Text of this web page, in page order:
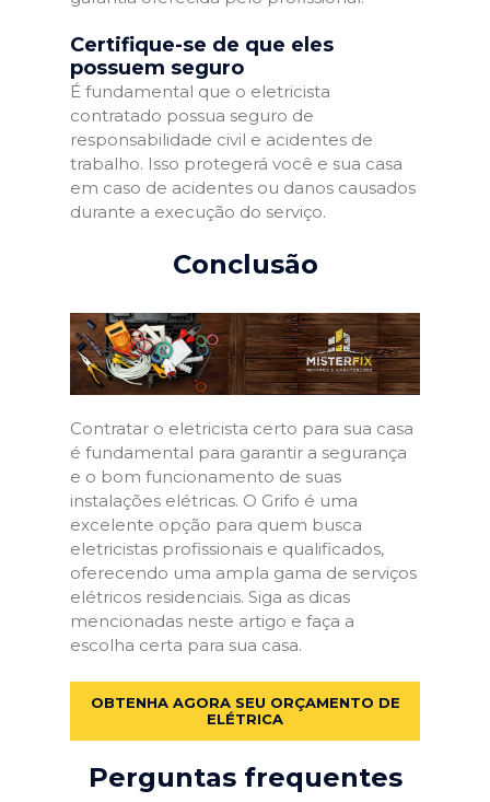
Certifique-se de que eles
possuem seguro
É fundamental que o eletricista
contratado possua seguro de
responsabilidade civil e acidentes de
trabalho. Isso protegerá você e sua casa
em caso de acidentes ou danos causados
durante a execução do serviço.
Conclusão
Contratar o eletricista certo para sua casa
é fundamental para garantir a segurança
e o bom funcionamento de suas
instalações elétricas. O Grifo é uma
excelente opção para quem busca
eletricistas profissionais e qualificados,
oferecendo uma ampla gama de serviços
elétricos residenciais. Siga as dicas
mencionadas neste artigo e faça a
escolha certa para sua casa.
OBTENHA AGORA SEU ORÇAMENTO DE
ELÉTRICA
Perguntas frequentes